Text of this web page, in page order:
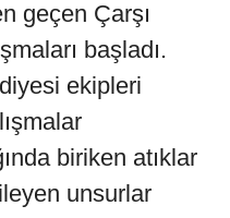
geçen Çarşı
başladı.
ekipleri
biriken atıklar
unsurlar